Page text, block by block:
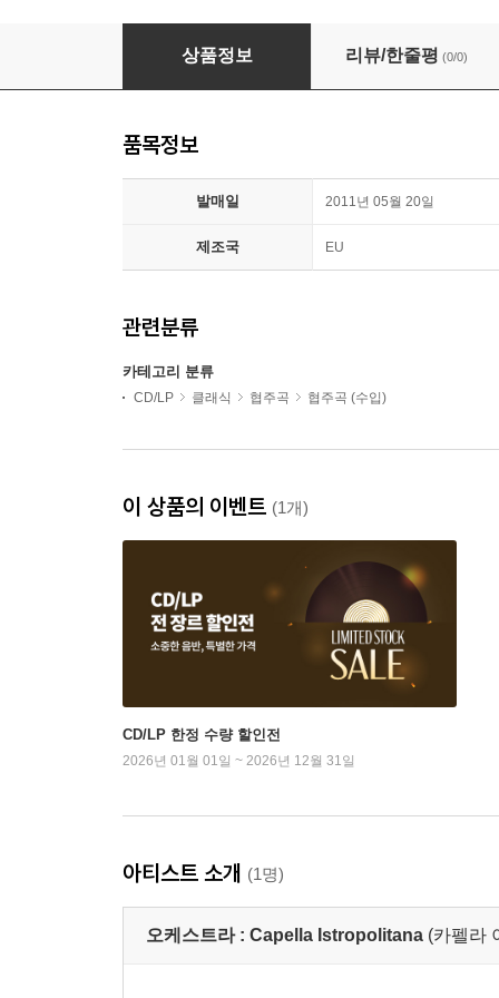
Capella Istropolitana 비발디: 유명 협주곡집
상품정보 리뷰/한줄평 (0/0)
품목정보
발매일 2011년 05월 20일
제조국 EU
관련분류
카테고리 분류
CD/LP 클래식 협주곡 협주곡 (수입)
이 상품의 이벤트 (1개)
CD/LP 한정 수량 할인전
2026년 01월 01일 ~ 2026년 12월 31일
아티스트 소개 (1명)
오케스트라 : Capella Istropolitana (카펠라